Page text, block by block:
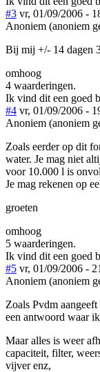
#3 vr, 01/09/2006 -
Anoniem (anoniem
Bij mij +/- 14 dagen
omhoog
4 waarderingen.
Ik vind dit een goed
#4 vr, 01/09/2006 -
Anoniem (anoniem
Zoals eerder op dit
water. Je mag niet
voor 10.000 l is
Je mag rekenen op
groeten
omhoog
5 waarderingen.
Ik vind dit een goed
#5 vr, 01/09/2006 -
Anoniem (anoniem
Zoals Pvdm
een antwoord waar
Maar alles is weer
capaciteit, filter,
vijver enz,